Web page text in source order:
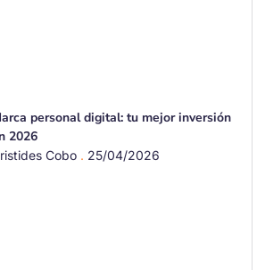
personal digital: tu mejor inversión
2026
Cobo 25/04/2026